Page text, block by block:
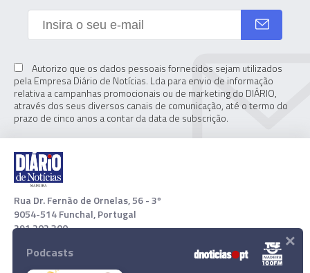
Autorizo que os dados pessoais fornecidos sejam utilizados
pela Empresa Diário de Notícias. Lda para envio de informação
relativa a campanhas promocionais ou de marketing do DIÁRIO,
através dos seus diversos canais de comunicação, até o termo do
prazo de cinco anos a contar da data de subscrição.
Rua Dr. Fernão de Ornelas, 56 - 3º
9054-514 Funchal, Portugal
291 202 300
Download App
Podcasts ×